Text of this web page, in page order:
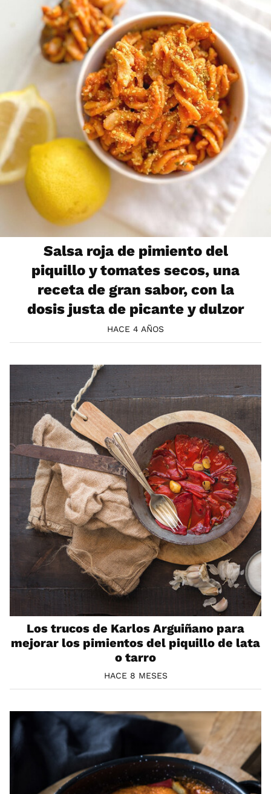
Salsa roja de pimiento del
piquillo y tomates secos, una
receta de gran sabor, con la
dosis justa de picante y dulzor
HACE 4 AÑOS
Los trucos de Karlos Arguiñano para
mejorar los pimientos del piquillo de lata
o tarro
HACE 8 MESES